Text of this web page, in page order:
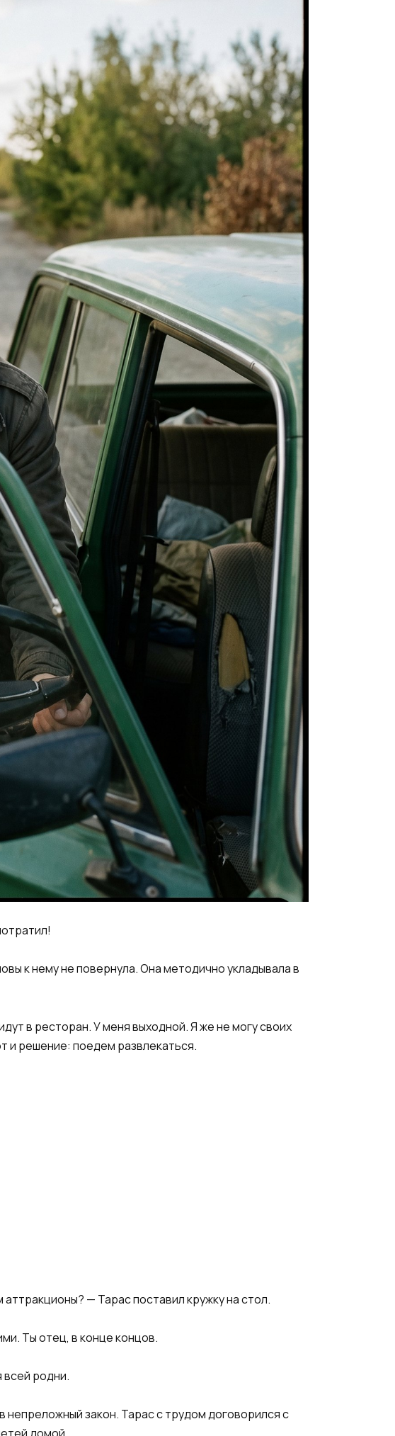
к нему не повернула. Она методично укладывала в
в ресторан. У меня выходной. Я же не могу своих
и решение: поедем развлекаться.
— Тарас поставил кружку на стол.
Ты отец, в конце концов.
всей родни.
закон. Тарас с трудом договорился с